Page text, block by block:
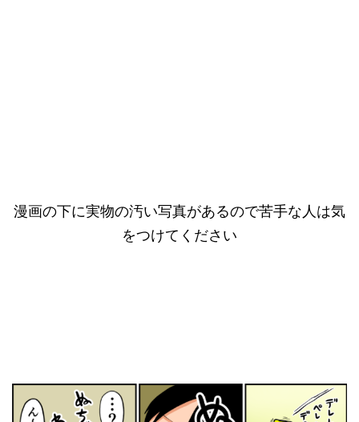
漫画の下に実物の汚い写真があるので苦手な人は気
をつけてください